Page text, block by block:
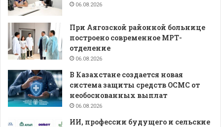
06.08.2026
При Аягозской районной больнице
построено современное МРТ-
отделение
06.08.2026
В Казахстане создается новая
система защиты средств ОСМС от
необоснованных выплат
06.08.2026
ИИ, профессии будущего и сельские